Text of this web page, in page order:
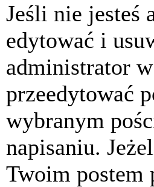
Jeśli nie jesteś
edytować i
administrator
przeedytować
wybranym
napisaniu.
Twoim postem